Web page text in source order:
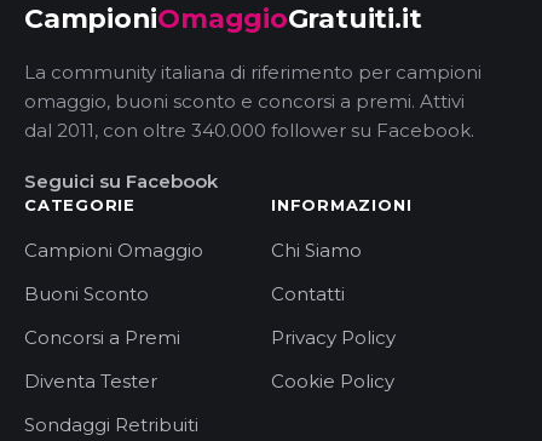
CampioniOmaggioGratuiti.it
La community italiana di riferimento per campioni
omaggio, buoni sconto e concorsi a premi. Attivi
dal 2011, con oltre 340.000 follower su Facebook.
Seguici su Facebook
CATEGORIE
Campioni Omaggio
Buoni Sconto
Concorsi a Premi
Diventa Tester
Sondaggi Retribuiti
INFORMAZIONI
Chi Siamo
Contatti
Privacy Policy
Cookie Policy